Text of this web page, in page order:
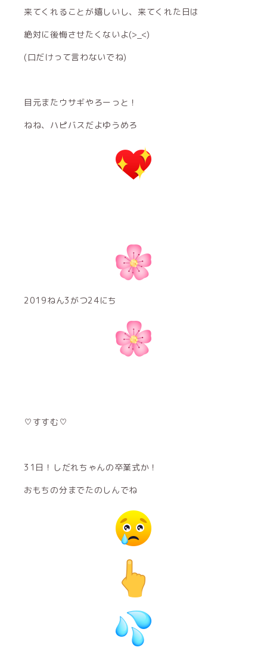
来てくれることが嬉しいし、来てくれた日は
絶対に後悔させたくないよ(>_<)
(口だけって言わないでね)
目元またウサギやろーっと！
ねね、ハピバスだよゆうめろ
2019ねん3がつ24にち
♡すすむ♡
31日！しだれちゃんの卒業式か！
おもちの分までたのしんでね